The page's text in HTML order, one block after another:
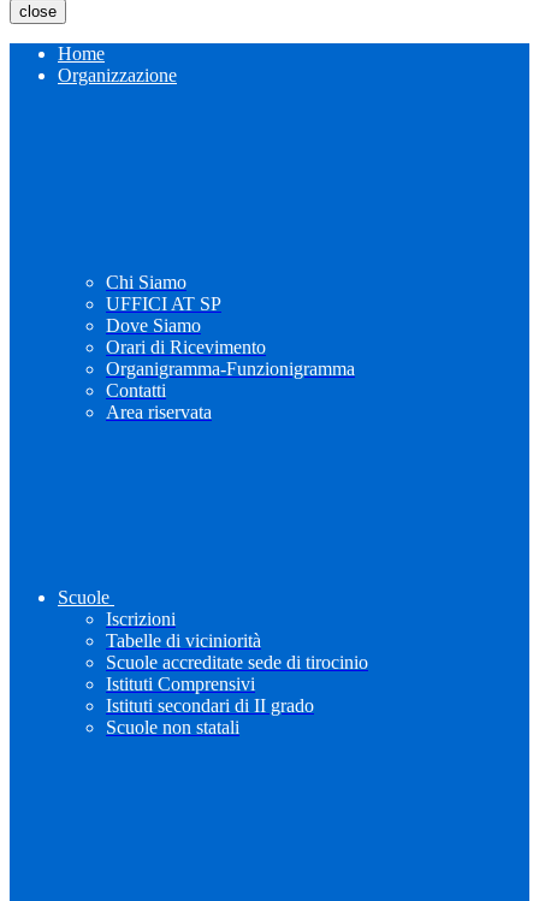
close
Home
Organizzazione
Chi Siamo
UFFICI AT SP
Dove Siamo
Orari di Ricevimento
Organigramma-Funzionigramma
Contatti
Area riservata
Scuole
Iscrizioni
Tabelle di viciniorità
Scuole accreditate sede di tirocinio
Istituti Comprensivi
Istituti secondari di II grado
Scuole non statali